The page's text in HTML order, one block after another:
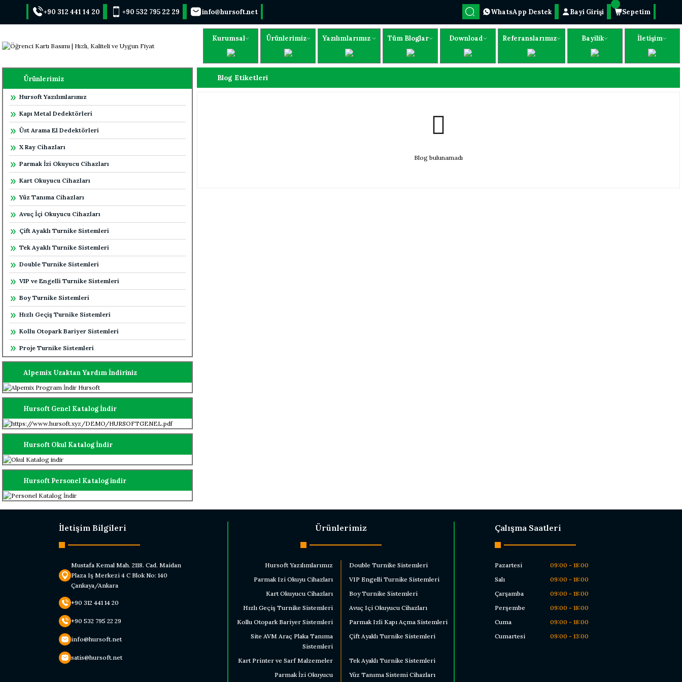
+90 312 441 14 20 +90 532 795 22 29 info@hursoft.net WhatsApp Destek Bayi Girişi Sepetim
Kurumsal Ürünlerimiz Yazılımlarımız Tüm Bloglar Download Referanslarımız Bayilik İletişim
Ürünlerimiz
Hursoft Yazılımlarımız
Kapı Metal Dedektörleri
Üst Arama El Dedektörleri
X Ray Cihazları
Parmak İzi Okuyucu Cihazları
Kart Okuyucu Cihazları
Yüz Tanıma Cihazları
Avuç İçi Okuyucu Cihazları
Çift Ayaklı Turnike Sistemleri
Tek Ayaklı Turnike Sistemleri
Double Turnike Sistemleri
VIP ve Engelli Turnike Sistemleri
Boy Turnike Sistemleri
Hızlı Geçiş Turnike Sistemleri
Kollu Otopark Bariyer Sistemleri
Proje Turnike Sistemleri
Alpemix Uzaktan Yardım İndiriniz
Hursoft Genel Katalog İndir
Hursoft Okul Katalog İndir
Hursoft Personel Katalog indir
Blog Etiketleri
Blog bulunamadı
İletişim Bilgileri
Mustafa Kemal Mah. 2118. Cad. Maidan
Plaza Iş Merkezi 4 C Blok No: 140
Çankaya/Ankara
+90 312 441 14 20
+90 532 795 22 29
info@hursoft.net
satis@hursoft.net
Ürünlerimiz
Hursoft Yazılımlarımız
Double Turnike Sistemleri
Parmak Izi Okuyu Cihazları
VIP Engelli Turnike Sistemleri
Kart Okuyucu Cihazları
Boy Turnike Sistemleri
Hızlı Geçiş Turnike Sistemleri
Avuç Içi Okuyucu Cihazları
Kollu Otopark Bariyer Sistemleri
Parmak Izli Kapı Açma Sistemleri
Site AVM Araç Plaka Tanıma
Sistemleri
Çift Ayaklı Turnike Sistemleri
Kart Printer ve Sarf Malzemeler
Tek Ayaklı Turnike Sistemleri
Parmak İzi Okuyucu
Yüz Tanıma Sistemi Cihazları
Çalışma Saatleri
Pazartesi
09:00 - 18:00
Salı
09:00 - 18:00
Çarşamba
09:00 - 18:00
Perşembe
09:00 - 18:00
Cuma
09:00 - 18:00
Cumartesi
09:00 - 13:00